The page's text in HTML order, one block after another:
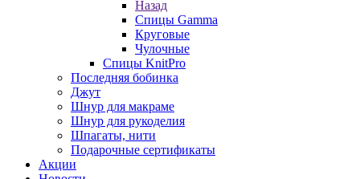
Назад
Спицы Gamma
Круговые
Чулочные
Спицы KnitPro
Последняя бобинка
Джут
Шнур для макраме
Шнур для рукоделия
Шпагаты, нити
Подарочные сертификаты
Акции